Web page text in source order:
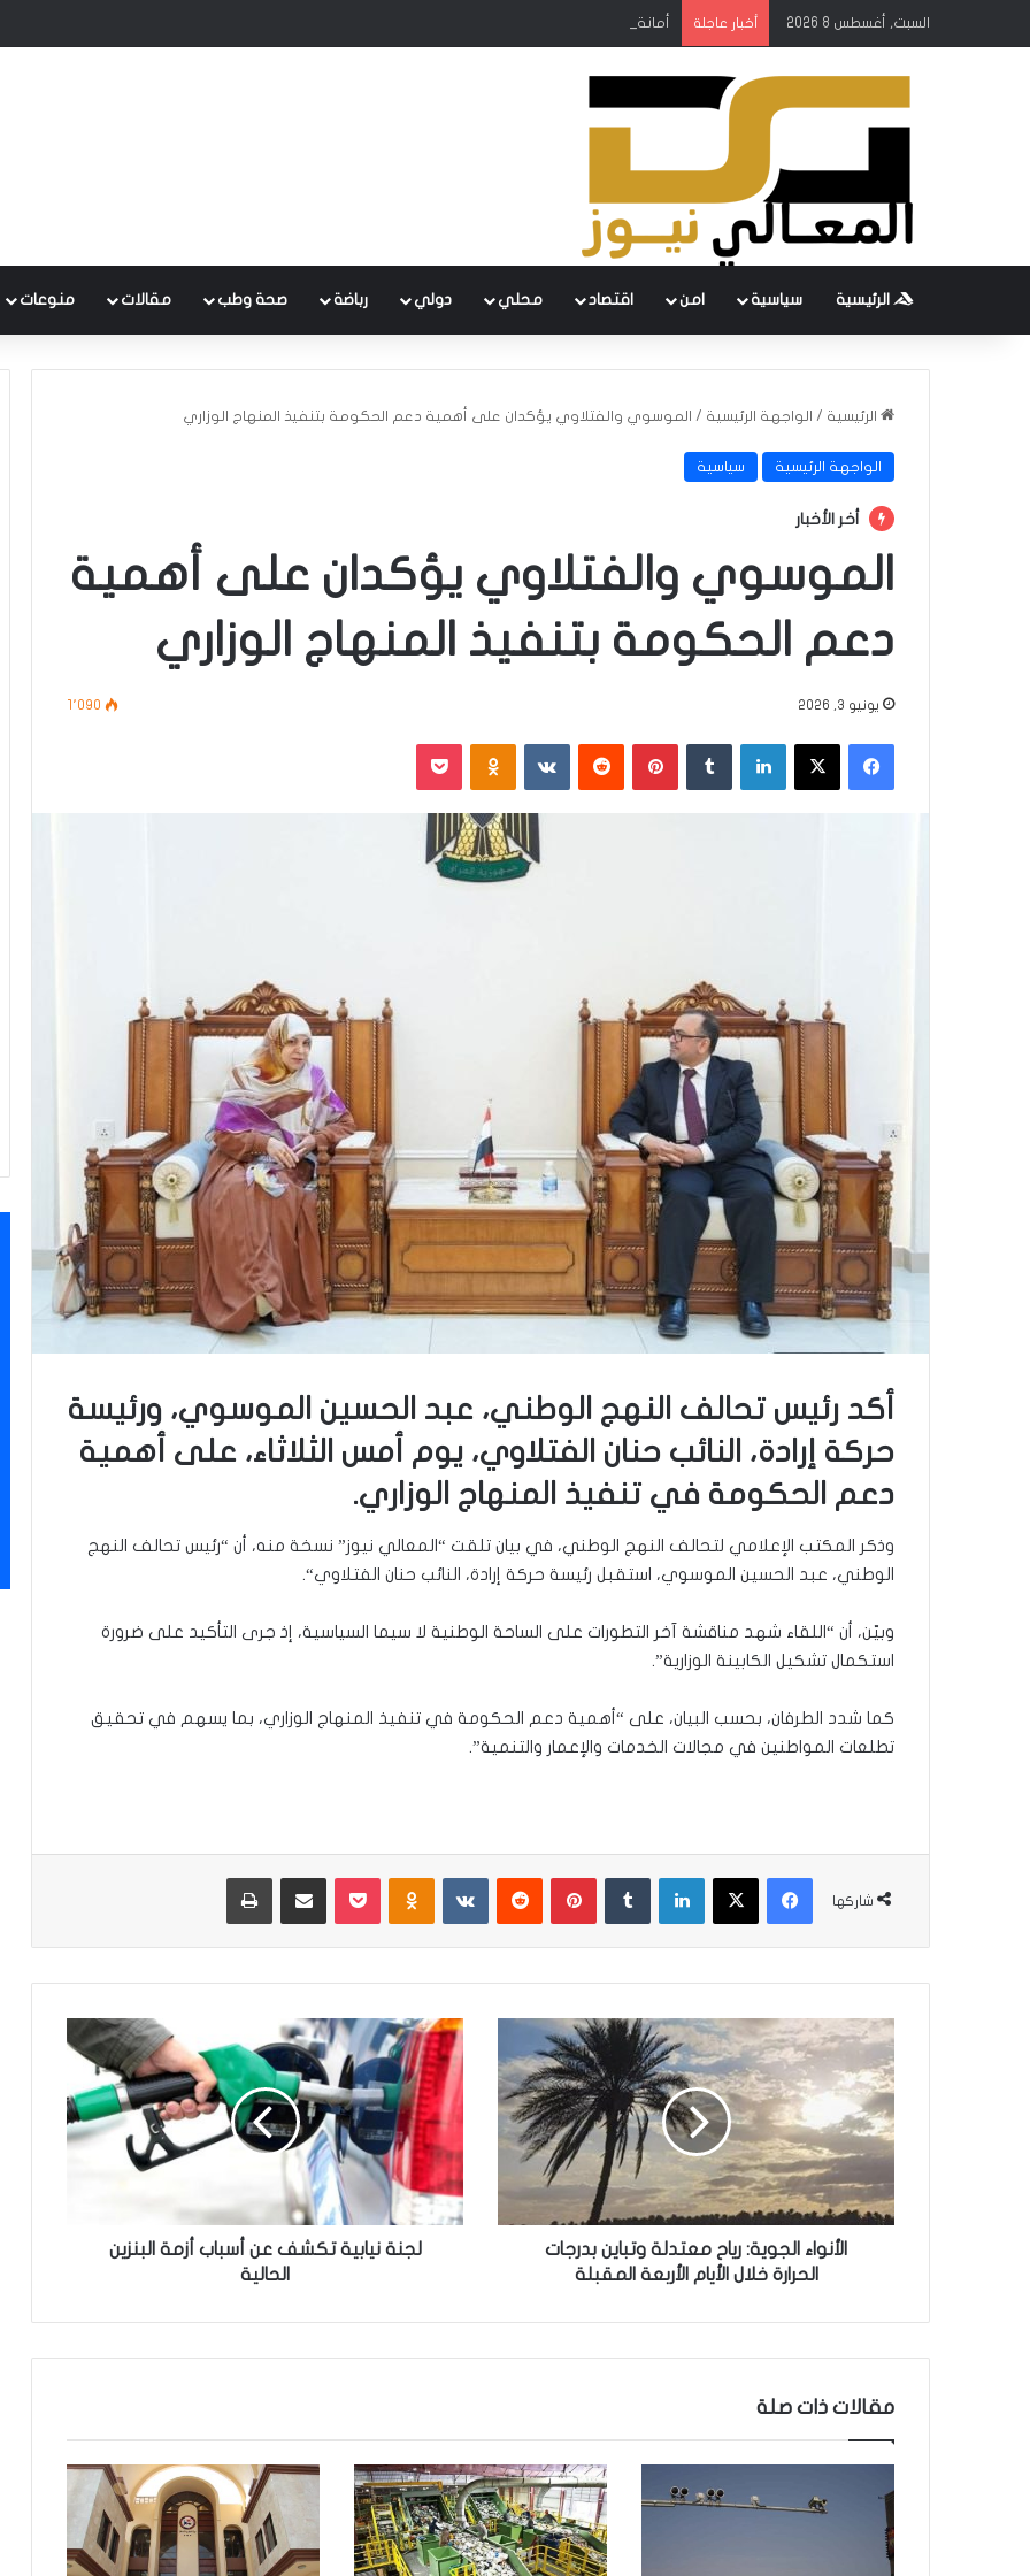
السبت, أغسطس 8 2026 أخبار عاجلة أمانة بغداد: إطلاق مشروع متكامل لتطوير إدارة النفايات بالتعاون مع البنك الدولي
الرئيسية سياسية امن اقتصاد محلي دولي رباضة صحة وطب مقالات منوعات
الرئيسية / الواجهة الرئيسية / الموسوي والفتلاوي يؤكدان على أهمية دعم الحكومة بتنفيذ المنهاج الوزاري
الواجهة الرئيسية سياسية
أخر الأخبار
الموسوي والفتلاوي يؤكدان على أهمية
دعم الحكومة بتنفيذ المنهاج الوزاري
يونيو 3, 2026 1٬090
فيسبوك ‫X لينكدإن بينتيريست ‏VKontakte
أكد رئيس تحالف النهج الوطني، عبد الحسين الموسوي، ورئيسة
حركة إرادة، النائب حنان الفتلاوي، يوم أمس الثلاثاء، على أهمية
دعم الحكومة في تنفيذ المنهاج الوزاري.
وذكر المكتب الإعلامي لتحالف النهج الوطني، في بيان تلقت “المعالي نيوز” نسخة منه، أن “رئيس تحالف النهج
الوطني، عبد الحسين الموسوي، استقبل رئيسة حركة إرادة، النائب حنان الفتلاوي“.
وبيّن، أن “اللقاء شهد مناقشة آخر التطورات على الساحة الوطنية لا سيما السياسية، إذ جرى التأكيد على ضرورة
استكمال تشكيل الكابينة الوزارية”.
كما شدد الطرفان، بحسب البيان، على “أهمية دعم الحكومة في تنفيذ المنهاج الوزاري، بما يسهم في تحقيق
تطلعات المواطنين في مجالات الخدمات والإعمار والتنمية”.
شاركها
فيسبوك ‫X لينكدإن بينتيريست ‏VKontakte
ا
ل
أ
و
ا
ل
ة
ا
ح
م
ع
د
ل
الأنواء الجوية: رياح معتدلة وتباين بدرجات
الحرارة خلال الأيام الأربعة المقبلة
ل
ج
ن
ة
ي
ا
ب
ي
ش
س
ب
ا
ب
أ
ز
لجنة نيابية تكشف عن أسباب أزمة البنزين
الحالية
مقالات ذات صلة